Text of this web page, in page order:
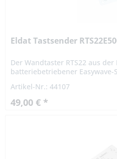
Eldat Tastsender
Der Wandtaster RTS22 aus
batteriebetriebener Easywave-
benötigten Komponenten, um...
Artikel-Nr.: 44107
49,00 € *